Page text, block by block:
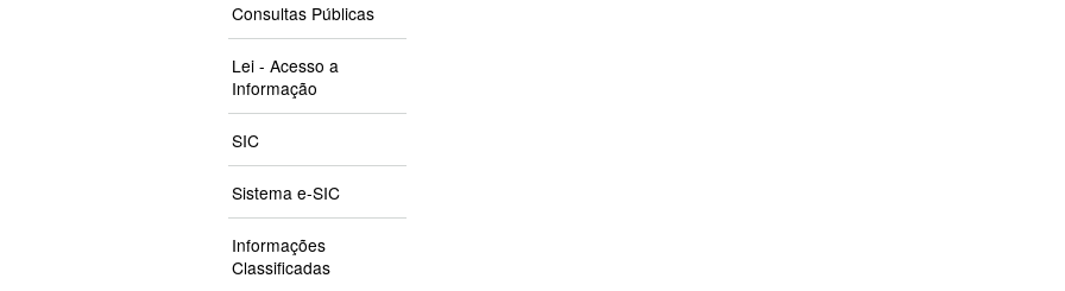
Consultas Públicas
Lei - Acesso a
Informação
SIC
Sistema e-SIC
Informações
Classificadas